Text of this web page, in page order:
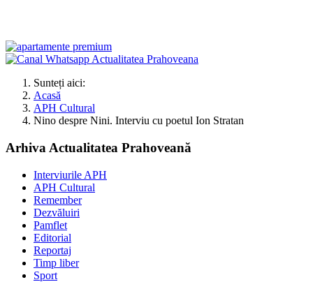
Sunteți aici:
Acasă
APH Cultural
Nino despre Nini. Interviu cu poetul Ion Stratan
Arhiva Actualitatea Prahoveană
Interviurile APH
APH Cultural
Remember
Dezvăluiri
Pamflet
Editorial
Reportaj
Timp liber
Sport